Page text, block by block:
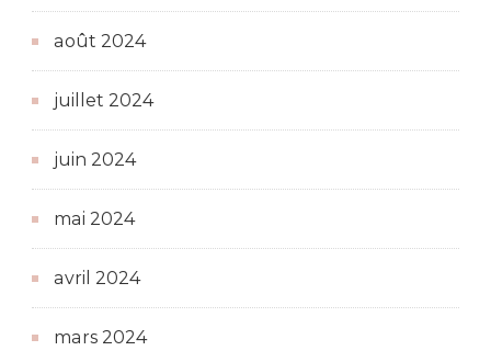
août 2024
juillet 2024
juin 2024
mai 2024
avril 2024
mars 2024